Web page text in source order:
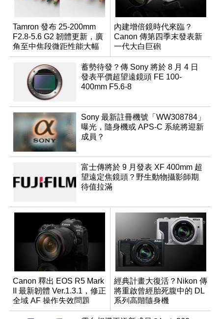
Tamron 發布 25-200mm
F2.8-5.6 G2 韌體更新，廣
角至中焦段微距性能大幅
升級
內建增倍鏡時代來臨？
Canon 傳第四季末發表新
一代大白巨砲
蓄勢待發？傳 Sony 將於 8 月 4 日
發表平價超望遠鏡頭 FE 100-
400mm F5.6-8
Sony 最新註冊機號「WW308784」
曝光，隨身機或 APS-C 系統將迎新
成員？
富士傳將於 9 月發表 XF 400mm 超
望遠定焦鏡頭？野生動物攝影師期
待值拉滿
Canon 釋出 EOS R5 Mark
II 最新韌體 Ver.1.3.1，修正
全域 AF 操作失效問題
經典計畫大復活？Nikon 傳
將重啟曾經胎死腹中的 DL
系列高階隨身機